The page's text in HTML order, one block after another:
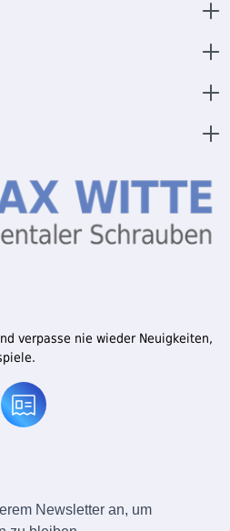
verpasse nie wieder Neuigkeiten,
Newsletter an, um